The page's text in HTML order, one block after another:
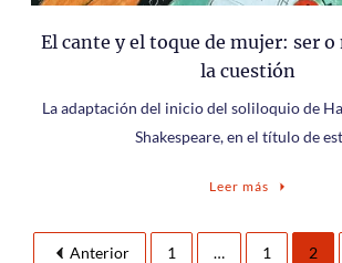
El cante y el toque de mujer: ser o
la cuestión
La adaptación del inicio del soliloquio de
Shakespeare, en el título de
Leer más
Anterior 1 … 1 2